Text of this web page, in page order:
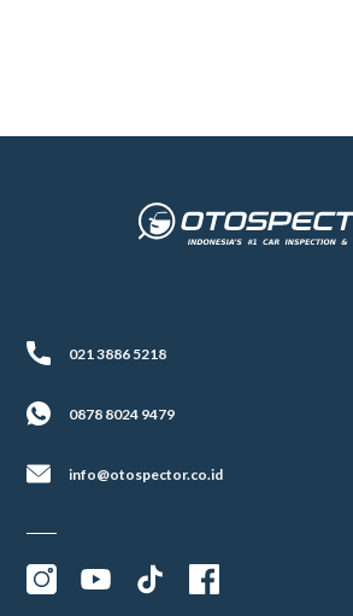
021 3886 5218
0878 8024 9479
info@otospector.co.id